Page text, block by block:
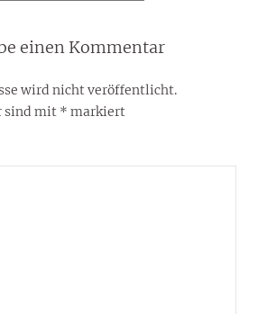
einen Kommentar
wird nicht veröffentlicht.
sind mit * markiert